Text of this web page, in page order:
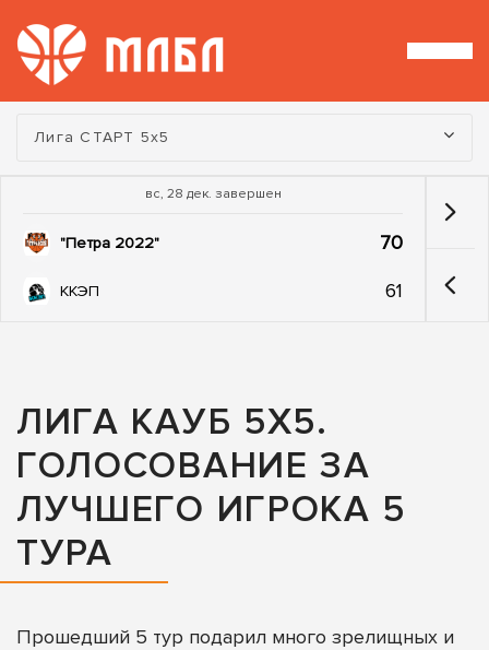
Турнир:
Лига СТАРТ 5х5
вс, 28 дек. завершен
"Петра 2022" 70
ККЭП 61
ЛИГА КАУБ 5Х5.
ГОЛОСОВАНИЕ ЗА
ЛУЧШЕГО ИГРОКА 5
ТУРА
Прошедший 5 тур подарил много зрелищных и